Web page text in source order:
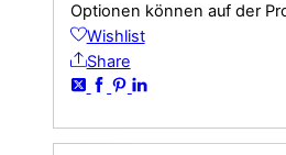
Optionen können auf der
Wishlist
Share